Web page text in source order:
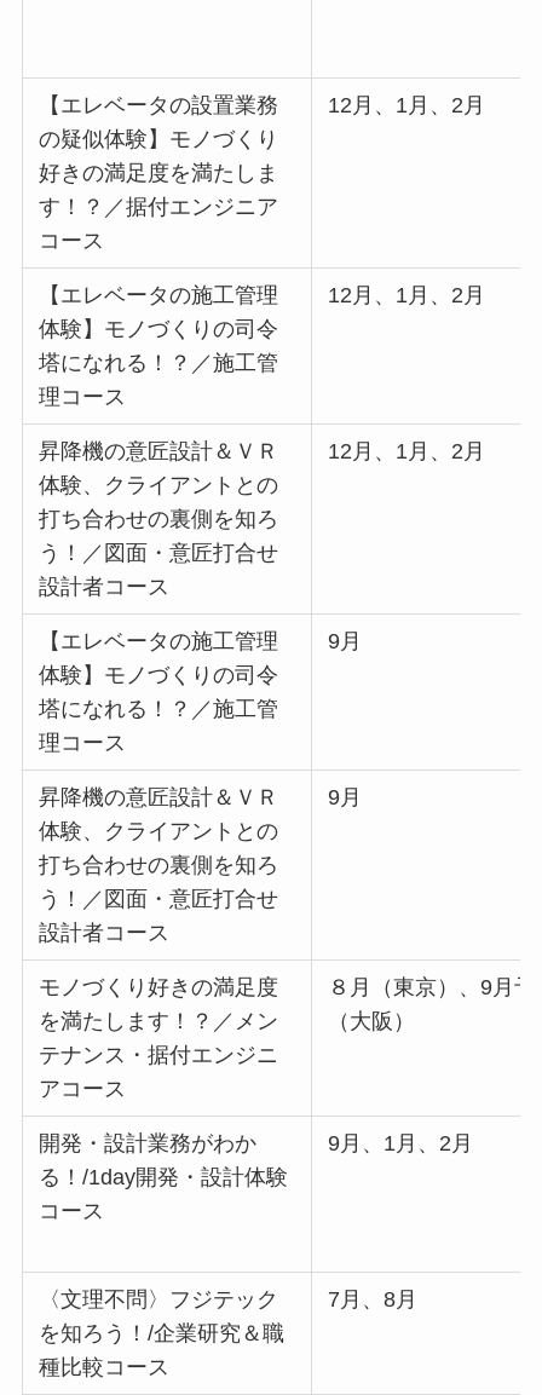
【エレベータの設置業務
の疑似体験】モノづくり
好きの満足度を満たしま
す！？／据付エンジニア
コース
12月、1月、2月
【エレベータの施工管理
体験】モノづくりの司令
塔になれる！？／施工管
理コース
12月、1月、2月
昇降機の意匠設計＆ＶＲ
体験、クライアントとの
打ち合わせの裏側を知ろ
う！／図面・意匠打合せ
設計者コース
12月、1月、2月
【エレベータの施工管理
体験】モノづくりの司令
塔になれる！？／施工管
理コース
9月
昇降機の意匠設計＆ＶＲ
体験、クライアントとの
打ち合わせの裏側を知ろ
う！／図面・意匠打合せ
設計者コース
9月
モノづくり好きの満足度
を満たします！？／メン
テナンス・据付エンジニ
アコース
８月（東京）、9月予
（大阪）
開発・設計業務がわか
る！/1day開発・設計体験
コース
9月、1月、2月
〈文理不問〉フジテック
を知ろう！/企業研究＆職
種比較コース
7月、8月